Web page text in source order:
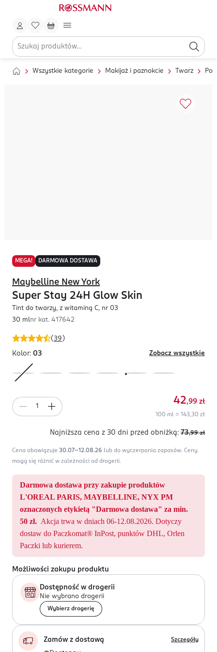
Wszystkie kategorie Makijaż i paznokcie Twarz
MEGA! DARMOWA DOSTAWA
(39 )
Maybelline New York
Super Stay 24H Glow Skin
Tint do twarzy, z witaminą C, nr 03
30 mlnr kat. 417642
Kolor: 03 Zobacz wszystkie
42,99 zł
100 ml = 143,30 zł
Najniższa cena z 30 dni przed obniżką: 73,99 zł
Cena obowiązuje 30.07-12.08.26 lub do wyczerpania zapasów. Ceny
mogą się różnić w zależności od drogerii.
Darmowa dostawa przy zakupie produktów
L'OREAL PARIS, MAYBELLINE, NYX PM
oznaczonych etykietą "Darmowa dostawa" za min.
50 zł. Akcja trwa w dniach 06-12.08.2026. Dotyczy
dostaw do Paczkomat® InPost, punktów DHL, Orlen
Paczki lub kurierem.
Możliwości zakupu produktu
Dostępność w drogerii
Nie wybrano drogerii
Wybierz drogerię
Zamów z dostawą Szczegóły